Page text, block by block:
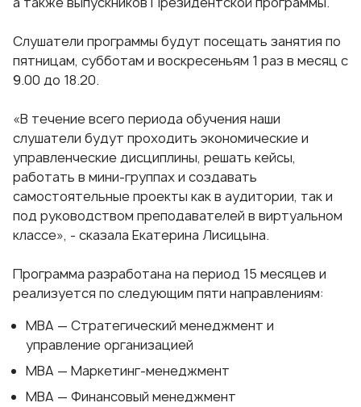
Слушатели программы будут посещать занятия по
пятницам, субботам и воскресеньям 1 раз в месяц с
9.00 до 18.20.
«В течение всего периода обучения наши
слушатели будут проходить экономические и
управленческие дисциплины, решать кейсы,
работать в мини-группах и создавать
самостоятельные проекты как в аудитории, так и
под руководством преподавателей в виртуальном
классе», - сказала Екатерина Лисицына.
Программа разработана на период 15 месяцев и
реализуется по следующим пяти направлениям:
MBA — Стратегический менеджмент и
управление организацией
MBA — Маркетинг-менеджмент
MBA — Финансовый менеджмент